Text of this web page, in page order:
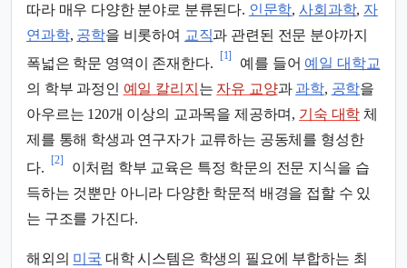
따라 매우 다양한 분야로 분류된다. 인문학,사회과학, 자
연과학, 공학을 비롯하여 교직과 관련된 전문 분야까지
폭넓은 학문 영역이 존재한다.
[1]
예를 들어 예일 대학교
의 학부 과정인 예일 칼리지 는 자유 교양과 과학, 공학을
아우르는 120개 이상의 교과목을 제공하며, 기숙 대학 체
제를 통해 학생과 연구자가 교류하는 공동체를 형성한
다.
[2]
이처럼 학부 교육은 특정 학문의 전문 지식을 습
득하는 것뿐만 아니라 다양한 학문적 배경을 접할 수 있
는 구조를 가진다.
해외의 미국 대학 시스템은 학생의 필요에 부합하는 최